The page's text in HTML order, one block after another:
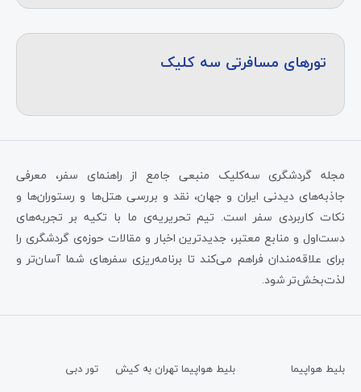
تورهای مسافرتی سه کلیک
مجله گردشگری سه‌کلیک منبعی جامع از راهنمای سفر، معرفی
جاذبه‌های دیدنی ایران و جهان، نقد و بررسی هتل‌ها و رستوران‌ها و
نکات کاربردی سفر است. تیم تحریریه‌ی ما با تکیه بر تجربه‌های
دست‌اول و منابع معتبر، جدیدترین اخبار و مقالات حوزه‌ی گردشگری را
برای علاقه‌مندان فراهم می‌کند تا برنامه‌ریزی سفرهای شما آسان‌تر و
لذت‌بخش‌تر شود.
بلیط هواپیما
بلیط هواپیما تهران به کیش
تور دبی